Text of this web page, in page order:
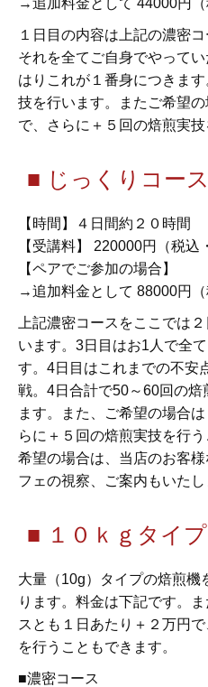
１日目の内容は上記の濃密
それを全てご自身でやって
はりこれが１番身につきま
技を行います。またご希望
で、さらに＋５回の焙煎実技
■ じっくりコース
【時間】４日間約２０時間
【受講料】 220000円（税込
【ペアでご参加の場合】
→追加料金として 88000円（
上記濃密コースをここでは
います。3日目はお1人で全
す。4日目はこれまでの不安
戦。4日合計で50～60回の焙
ます。また、ご希望の場合
らに＋５回の焙煎実技を行
希望の場合は、当店のお客
フェの視察、ご案内もいたし
■ １０ｋｇタイ
大量（10g）タイプの焙煎機
ります。料金は下記です。
スとも１日あたり＋２万円
を行うこともできます。
■濃密コース